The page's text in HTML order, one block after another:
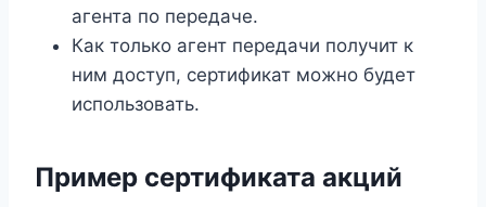
агента по передаче.
Как только агент передачи получит к
ним доступ, сертификат можно будет
использовать.
Пример сертификата акций